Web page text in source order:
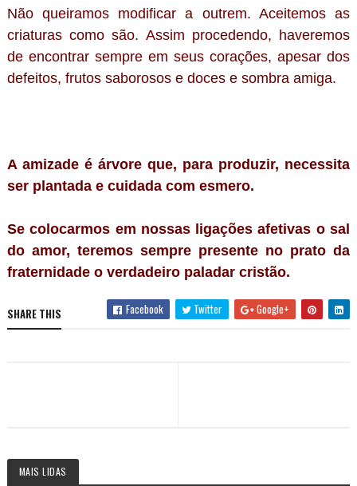
Não queiramos modificar a outrem. Aceitemos as
criaturas como são. Assim procedendo, haveremos
de encontrar sempre em seus corações, apesar dos
defeitos, frutos saborosos e doces e sombra amiga.
A amizade é árvore que, para produzir, necessita
ser plantada e cuidada com esmero.
Se colocarmos em nossas ligações afetivas o sal
do amor, teremos sempre presente no prato da
fraternidade o verdadeiro paladar cristão.
SHARE THIS Facebook Twitter Google+
MAIS LIDAS